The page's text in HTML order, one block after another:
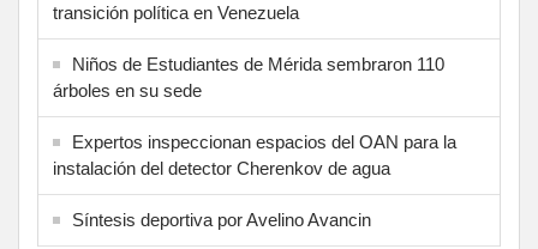
transición política en Venezuela
Niños de Estudiantes de Mérida sembraron 110
árboles en su sede
Expertos inspeccionan espacios del OAN para la
instalación del detector Cherenkov de agua
Síntesis deportiva por Avelino Avancin